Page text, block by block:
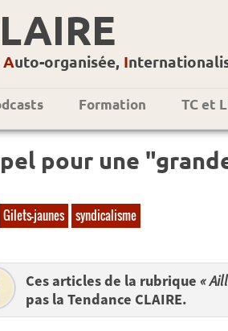
Auto-organisée, I
Formation TC et
pour une
Gilets-jaunes syndicalisme
Ces articles de la rubrique «
pas la Tendance CLAIRE.